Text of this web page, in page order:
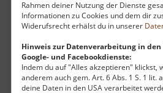
Rahmen deiner Nutzung der Dienste
Informationen zu Cookies und dem dir
Widerufsrecht erhälst du in unserer
Hinweis zur Datenverarbeitung in den
Google- und Facebookdienste:
Indem du auf "Alles akzeptieren" klickst,
anderem auch gem. Art. 6 Abs. 1 S. 1 lit.
deine Daten in den USA verarbeitet
69 km vom aktuellen Standort
Von Meißner Porzellan hat